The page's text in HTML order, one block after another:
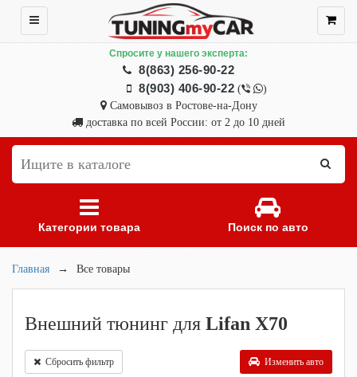
Спросите у нашего эксперта:
8(863) 256-90-22
8(903) 406-90-22 (
)
Самовывоз в Ростове-на-Дону
доставка по всей России: от 2 до 10 дней
Категории товара Поиск по авто
Главная → Все товары
Внешний тюнинг для Lifan X70
Сбросить фильтр Изменить авто